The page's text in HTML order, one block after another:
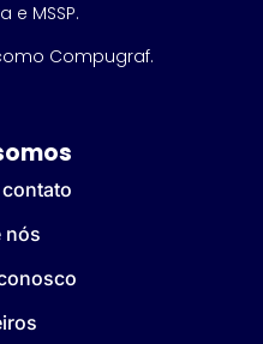
e MSSP.
Compugraf.
nós